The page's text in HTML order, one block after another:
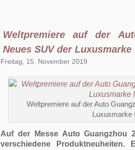
Weltpremiere auf der
Neues SUV der
Freitag, 15. November 2019
Weltpremiere auf der Auto
Auf der Messe Auto Guangzhou
verschiedene Produktneuheiten.